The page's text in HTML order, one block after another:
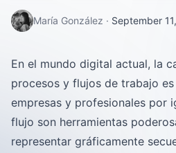
María González · September
En el mundo digital actual, la
procesos y flujos de trabajo
empresas y profesionales por
flujo son herramientas
representar gráficamente